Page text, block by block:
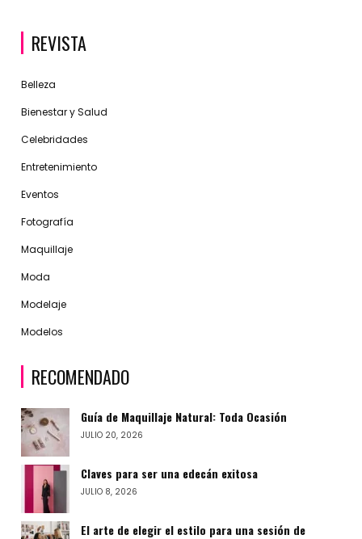
REVISTA
Belleza
Bienestar y Salud
Celebridades
Entretenimiento
Eventos
Fotografía
Maquillaje
Moda
Modelaje
Modelos
RECOMENDADO
Guía de Maquillaje Natural: Toda Ocasión
JULIO 20, 2026
Claves para ser una edecán exitosa
JULIO 8, 2026
El arte de elegir el estilo para una sesión de